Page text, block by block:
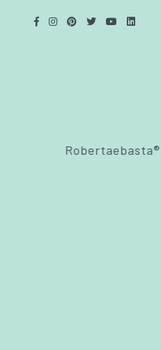
Robertaebasta®